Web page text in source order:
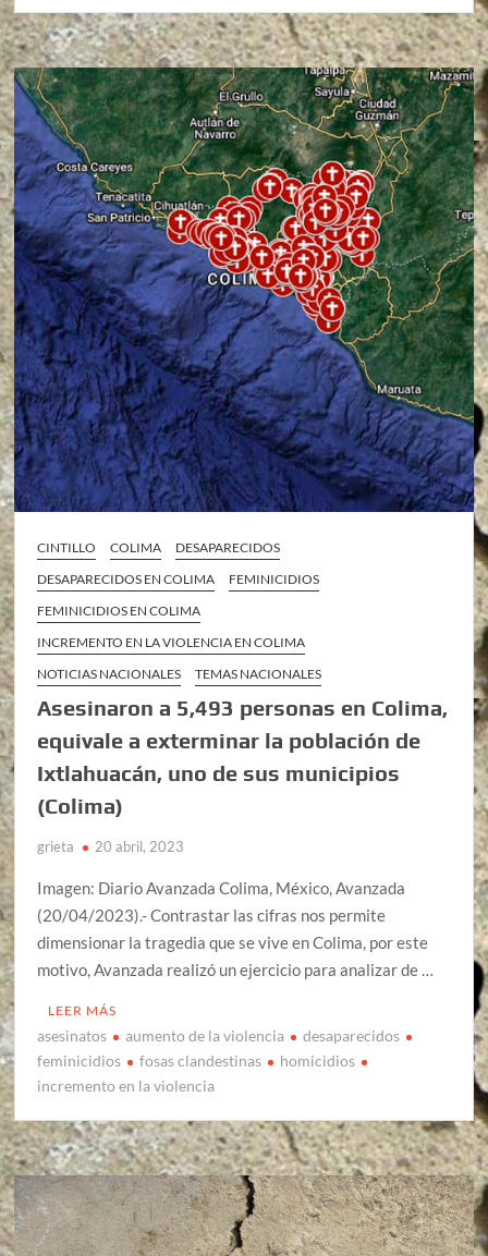
CINTILLO COLIMA
DESAPARECIDOS
DESAPARECIDOS EN COLIMA
FEMINICIDIOS
FEMINICIDIOS EN COLIMA
INCREMENTO EN LA VIOLENCIA EN COLIMA
NOTICIAS NACIONALES
TEMAS NACIONALES
Asesinaron a 5,493 personas en Colima,
equivale a exterminar la población de
Ixtlahuacán, uno de sus municipios
(Colima)
grieta 20 abril, 2023
Imagen: Diario Avanzada Colima, México, Avanzada
(20/04/2023).- Contrastar las cifras nos permite
dimensionar la tragedia que se vive en Colima, por este
motivo, Avanzada realizó un ejercicio para analizar de …
LEER MÁS
asesinatos aumento de la violencia
desaparecidos
feminicidios
fosas clandestinas
homicidios
incremento en la violencia